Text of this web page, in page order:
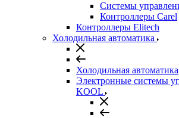
Системы
Контроллеры Carel
Контроллеры Elitech
Холодильная автоматика
Холодильная автоматика
Электронные системы
KOOL